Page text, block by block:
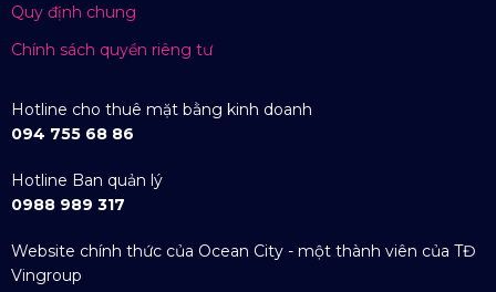
Quy định chung
Chính sách quyền riêng tư
Hotline cho thuê mặt bằng kinh doanh
094 755 68 86
Hotline Ban quản lý
0988 989 317
Website chính thức của Ocean City - một thành viên của TĐ
Vingroup